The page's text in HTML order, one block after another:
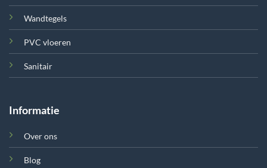
Wandtegels
PVC vloeren
Sanitair
Informatie
Over ons
Blog